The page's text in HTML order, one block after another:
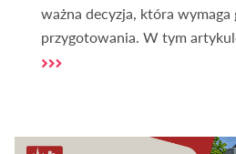
ważna decyzja, która
przygotowania. W tym
sprawdzić działkę i na co